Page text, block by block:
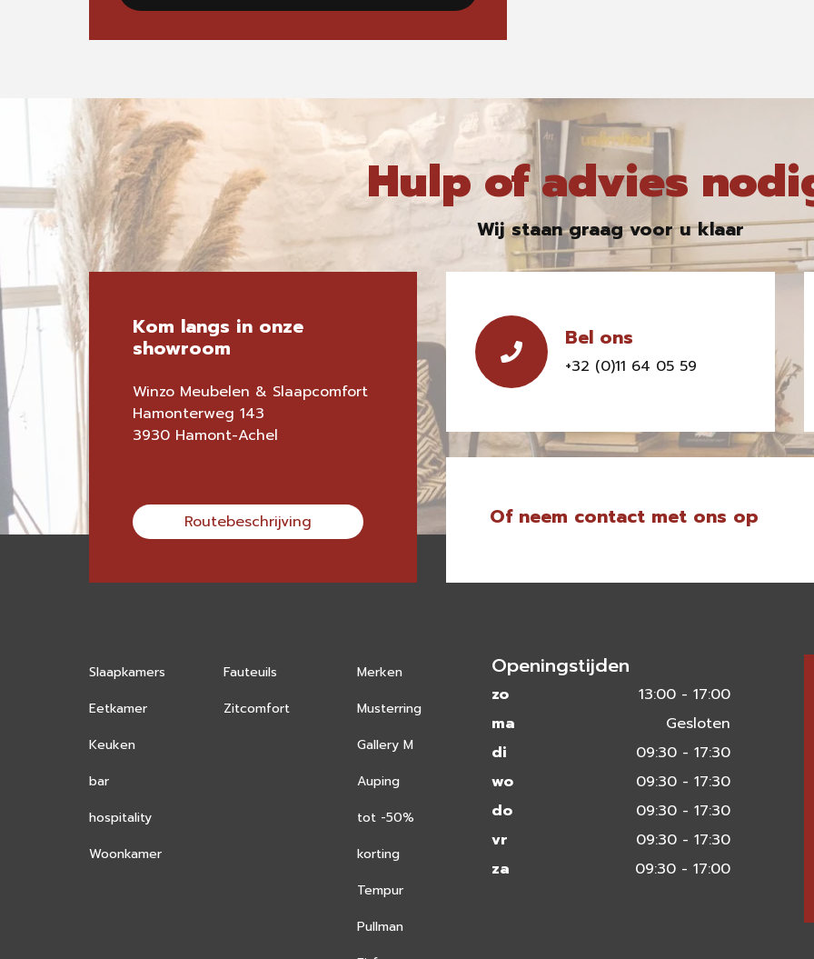
Hulp of advies
Wij staan graag voor u klaar
Kom langs in onze
showroom
Winzo Meubelen & Slaapcomfort
Hamonterweg 143
3930 Hamont-Achel
Routebeschrijving
Bel ons
+32 (0)11 64 05 59
Of neem contact met ons op
Slaapkamers
Eetkamer
Keuken
bar
hospitality
Woonkamer
Fauteuils
Zitcomfort
Merken
Musterring
Gallery M
Auping
tot -50%
korting
Tempur
Pullman
Openingstijden
zo
13:00 - 17:00
ma
Gesloten
di
09:30 - 17:30
wo
09:30 - 17:30
do
09:30 - 17:30
vr
09:30 - 17:30
za
09:30 - 17:00